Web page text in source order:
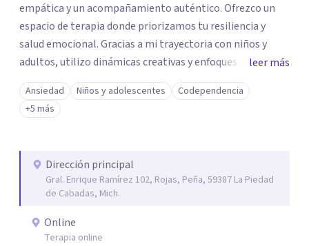
empática y un acompañamiento auténtico. ​Ofrezco un
espacio de terapia donde priorizamos tu resiliencia y
salud emocional. Gracias a mi trayectoria con niños y
adultos, utilizo dinámicas creativas y enfoques adaptados
a tus necesidades específicas. Estoy aquí para escucharte
y brindarte las herramientas necesarias para fortalecer
tu paz mental.
leer más
Ansiedad Niños y adolescentes
Codependencia
+5 más
Dirección principal
Gral. Enrique Ramírez 102, Rojas, Peña, 59387 La Piedad
de Cabadas, Mich.
Online
Terapia online